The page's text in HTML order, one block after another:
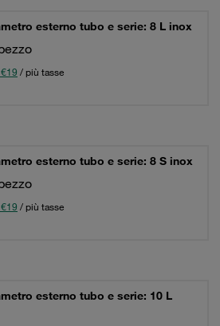
esterno tubo e serie: 8 L inox
/ più tasse
esterno tubo e serie: 8 S inox
/ più tasse
esterno tubo e serie: 10 L